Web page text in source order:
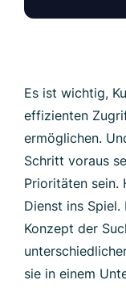
Es ist wichtig,
effizienten
ermöglichen.
Schritt voraus
Prioritäten sein.
Dienst ins
Konzept der
sie in einem